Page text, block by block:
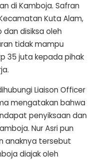
di Kamboja. Safran
Kuta Alam,
dan disiksa oleh
tidak mampu
35 juta kepada pihak
Liaison Officer
mengatakan bahwa
penyiksaan dan
Nur Asri pun
anaknya tersebut
diajak oleh